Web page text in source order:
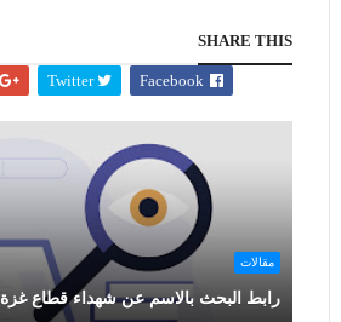
SHARE THIS
Facebook
Twitter
مقالات
رابط البحث بالاسم عن شهداء قطاع غزة